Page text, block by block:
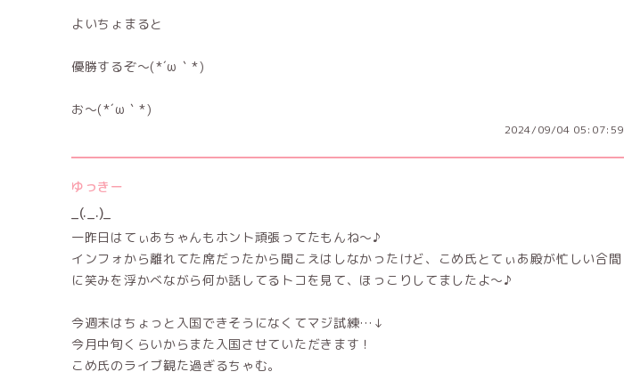
よいちょまると
優勝するぞ〜(⁠*⁠´⁠ω⁠｀⁠*⁠)
お〜(⁠*⁠´⁠ω⁠｀⁠*⁠)
2024/09/04 05:07:59
ゆっきー
_(._.)_
一昨日はてぃあちゃんもホント頑張ってたもんね～♪︎
インフォから離れてた席だったから聞こえはしなかったけど、こめ氏とてぃあ殿が忙しい合間
に笑みを浮かべながら何か話してるトコを見て、ほっこりしてましたよ～♪︎
今週末はちょっと入国できそうになくてマジ試練…↓
今月中旬くらいからまた入国させていただきます！
こめ氏のライブ観た過ぎるちゃむ。